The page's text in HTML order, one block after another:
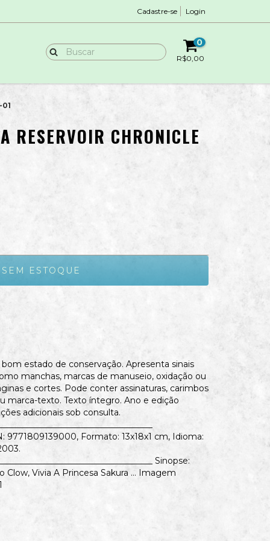
Cadastre-se Login
0
R$0,00
RESERVOIR CHRONICLE
estado de conservação. Apresenta sinais
manchas, marcas de manuseio, oxidação ou
e cortes. Pode conter assinaturas, carimbos
marca-texto. Texto íntegro. Ano e edição
adicionais sob consulta.
9771809139000, Formato: 13x18x1 cm, Idioma:
Sinopse:
Vivia A Princesa Sakura ... Imagem